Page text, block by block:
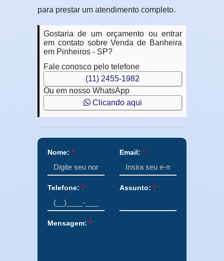
para prestar um atendimento completo.
Gostaria de um orçamento ou entrar
em contato sobre Venda de Banheira
em Pinheiros - SP?
Fale conosco pelo telefone
(11) 2455-1982
Ou em nosso WhatsApp
Clicando aqui
Nome: * Email: *
Telefone: * Assunto: *
Mensagem: *